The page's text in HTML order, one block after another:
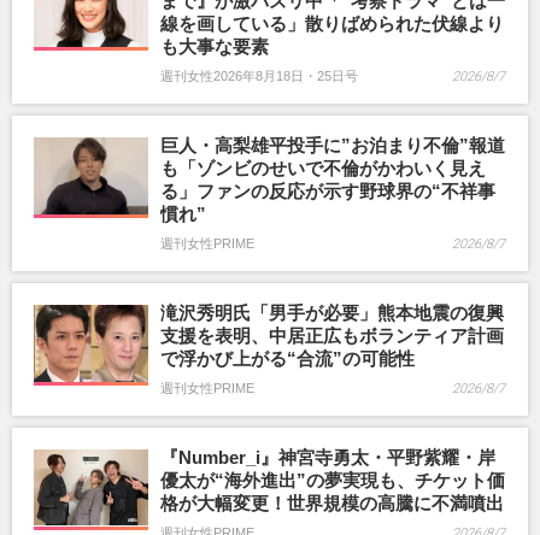
線を画している」散りばめられた伏線より
も大事な要素
週刊女性2026年8月18日・25日号 2026/8/7
巨人・高梨雄平投手に”お泊まり不倫”報道
も「ゾンビのせいで不倫がかわいく見え
る」ファンの反応が示す野球界の“不祥事
慣れ”
週刊女性PRIME 2026/8/7
滝沢秀明氏「男手が必要」熊本地震の復興
支援を表明、中居正広もボランティア計画
で浮かび上がる“合流”の可能性
週刊女性PRIME 2026/8/7
『Number_i』神宮寺勇太・平野紫耀・岸
優太が“海外進出”の夢実現も、チケット価
格が大幅変更！世界規模の高騰に不満噴出